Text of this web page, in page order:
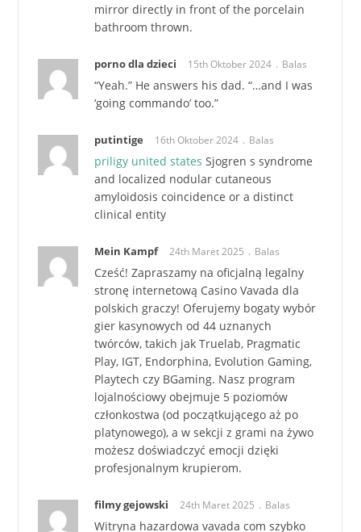
mirror directly in front of the porcelain
bathroom thrown.
porno dla dzieci 15th Oktober 2024 Balas
“Yeah.” He answers his dad. “…and I was
‘going commando’ too.”
putintige 16th Oktober 2024 Balas
priligy united states Sjogren s syndrome
and localized nodular cutaneous
amyloidosis coincidence or a distinct
clinical entity
Mein Kampf 24th Maret 2025 Balas
Cześć! Zapraszamy na oficjalną legalny
stronę internetową Casino Vavada dla
polskich graczy! Oferujemy bogaty wybór
gier kasynowych od 44 uznanych
twórców, takich jak Truelab, Pragmatic
Play, IGT, Endorphina, Evolution Gaming,
Playtech czy BGaming. Nasz program
lojalnościowy obejmuje 5 poziomów
członkostwa (od początkującego aż po
platynowego), a w sekcji z grami na żywo
możesz doświadczyć emocji dzięki
profesjonalnym krupierom.
filmy gejowski 24th Maret 2025 Balas
Witryna hazardowa vavada com szybko